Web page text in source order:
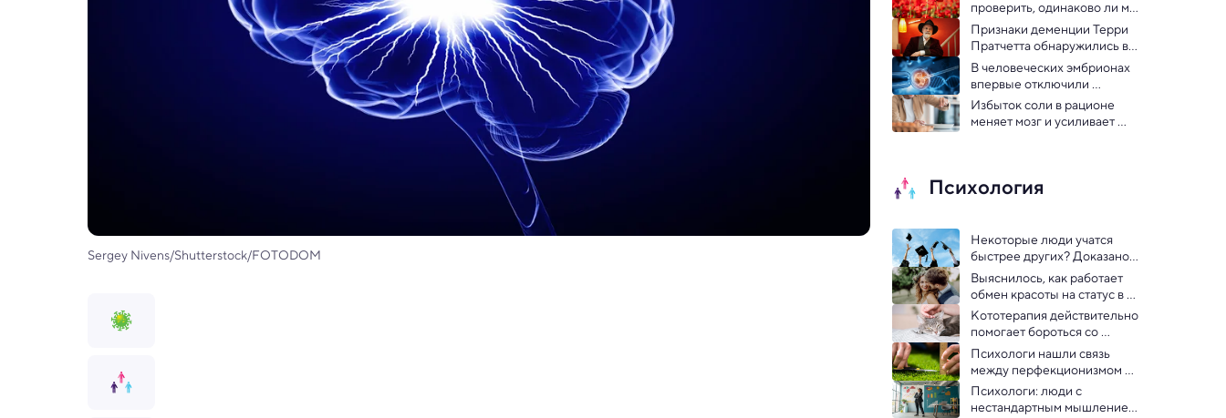
Sergey Nivens/Shutterstock/FOTODOM
проверить, одинаково ли мы
видим красный цвет
Признаки деменции Терри
Пратчетта обнаружились в
его книгах
В человеческих эмбрионах
впервые отключили
ключевой ген
формирования тела
Избыток соли в рационе
меняет мозг и усиливает
Психология
Некоторые люди учатся
быстрее других? Доказано,
что это не так
Выяснилось, как работает
обмен красоты на статус в
браке
Кототерапия действительно
помогает бороться со
стрессом, доказали
психологи
Психологи нашли связь
между перфекционизмом и
болью
Психологи: люди с
нестандартным мышлением